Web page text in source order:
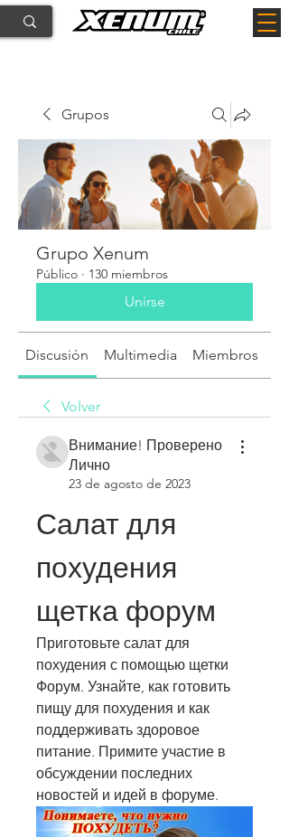
Grupos
Grupo Xenum
Público · 130 miembros
Unirse
Discusión Multimedia Miembros
Volver
Внимание! Проверено
Лично
23 de agosto de 2023
Салат для
похудения
щетка форум
Приготовьте салат для
похудения с помощью щетки
Форум. Узнайте, как готовить
пищу для похудения и как
поддерживать здоровое
питание. Примите участие в
обсуждении последних
новостей и идей в форуме.